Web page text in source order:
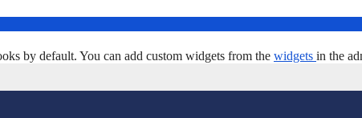
by default. You can add custom widgets from the widgets in the